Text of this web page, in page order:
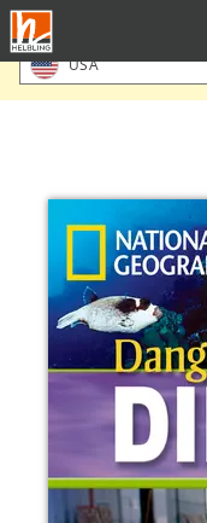
Direkt
zum
Inhalt
Bitte Standort bestätigen
USA